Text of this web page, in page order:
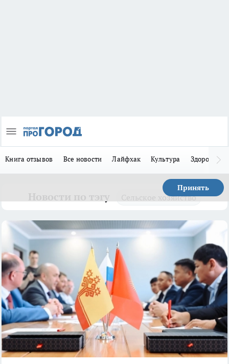
Книга отзывов Все новости Лайфхак Культура Здоровье
Принять
Сельское хозяйство